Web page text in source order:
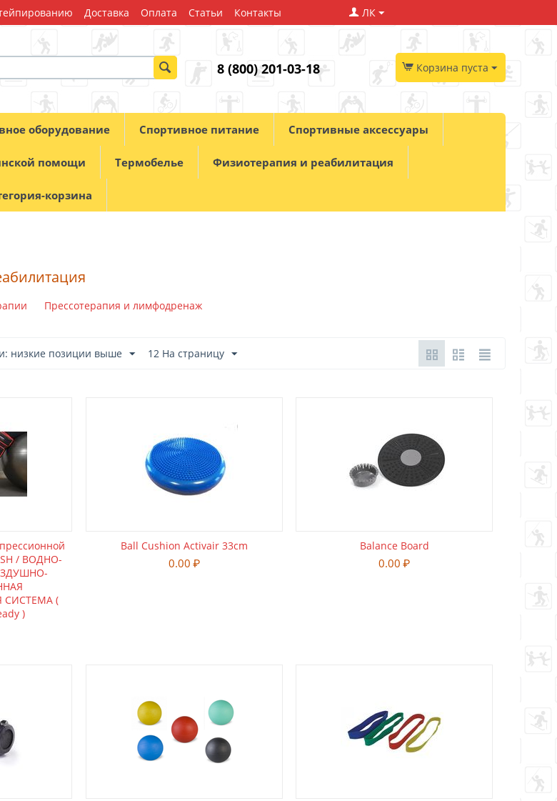
Доставка Оплата Статьи Контакты ЛК
8 (800) 201-03-18 Корзина пуста
оборудование Спортивное питание Спортивные аксессуары
помощи Термобелье Физиотерапия и реабилитация
корзина
Прессотерапия и лимфодренаж
низкие позиции выше 12 На страницу
/ ВОДНО-
СИСТЕМА (
)
Ball Cushion Activair 33cm
0.00 ₽
Balance Board
0.00 ₽